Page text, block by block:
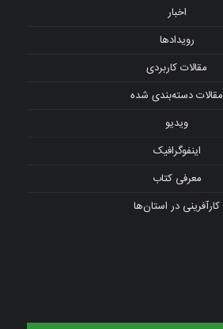
اخبار
رویدادها
مقالات کاربردی
مقالات دسته‌بندی شده
ویدیو
اینفوگرافیک
معرفی کتاب
کارآفرینی در استان‌ها